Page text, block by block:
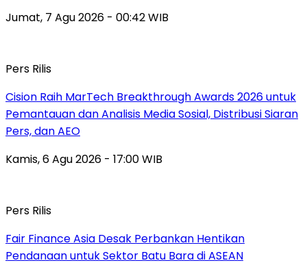
Jumat, 7 Agu 2026 - 00:42 WIB
Pers Rilis
Cision Raih MarTech Breakthrough Awards 2026 untuk
Pemantauan dan Analisis Media Sosial, Distribusi Siaran
Pers, dan AEO
Kamis, 6 Agu 2026 - 17:00 WIB
Pers Rilis
Fair Finance Asia Desak Perbankan Hentikan
Pendanaan untuk Sektor Batu Bara di ASEAN